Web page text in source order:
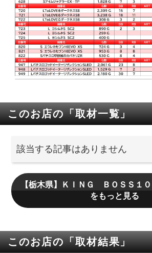
このお店の「取材一覧」
該当する記事はありません
【栃木県】ＫＩＮＧ ＢＯＳＳ１
をもっと見る
このお店の「取材結果」